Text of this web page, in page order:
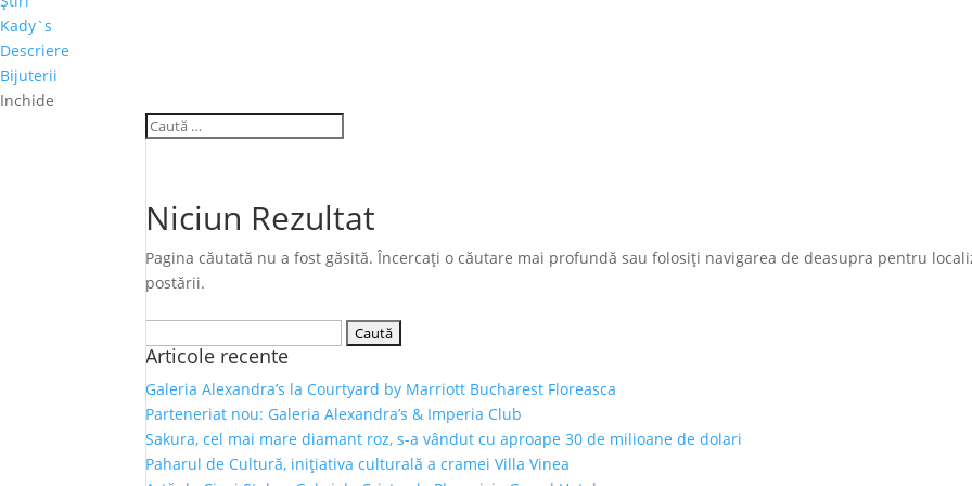
Kady`s
Descriere
Bijuterii
Inchide
Niciun Rezultat
Pagina căutată nu a fost găsită. Încercați o căutare mai profundă sau folosiți navigarea de deasupra pentru
postării.
după:
Articole recente
Galeria Alexandra’s la Courtyard by Marriott Bucharest Floreasca
Parteneriat nou: Galeria Alexandra’s & Imperia Club
Sakura, cel mai mare diamant roz, s-a vândut cu aproape 30 de milioane de dolari
Paharul de Cultură, inițiativa culturală a cramei Villa Vinea